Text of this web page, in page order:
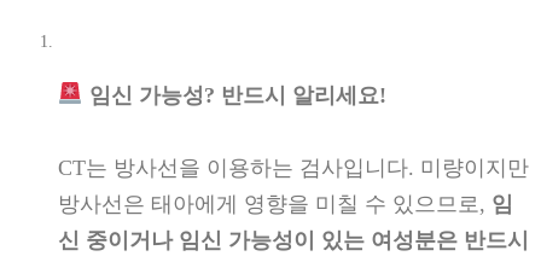
임신 가능성? 반드시 알리세요!
CT는 방사선을 이용하는 검사입니다. 미량이지만
방사선은 태아에게 영향을 미칠 수 있으므로, 임
신 중이거나 임신 가능성이 있는 여성분은 반드시